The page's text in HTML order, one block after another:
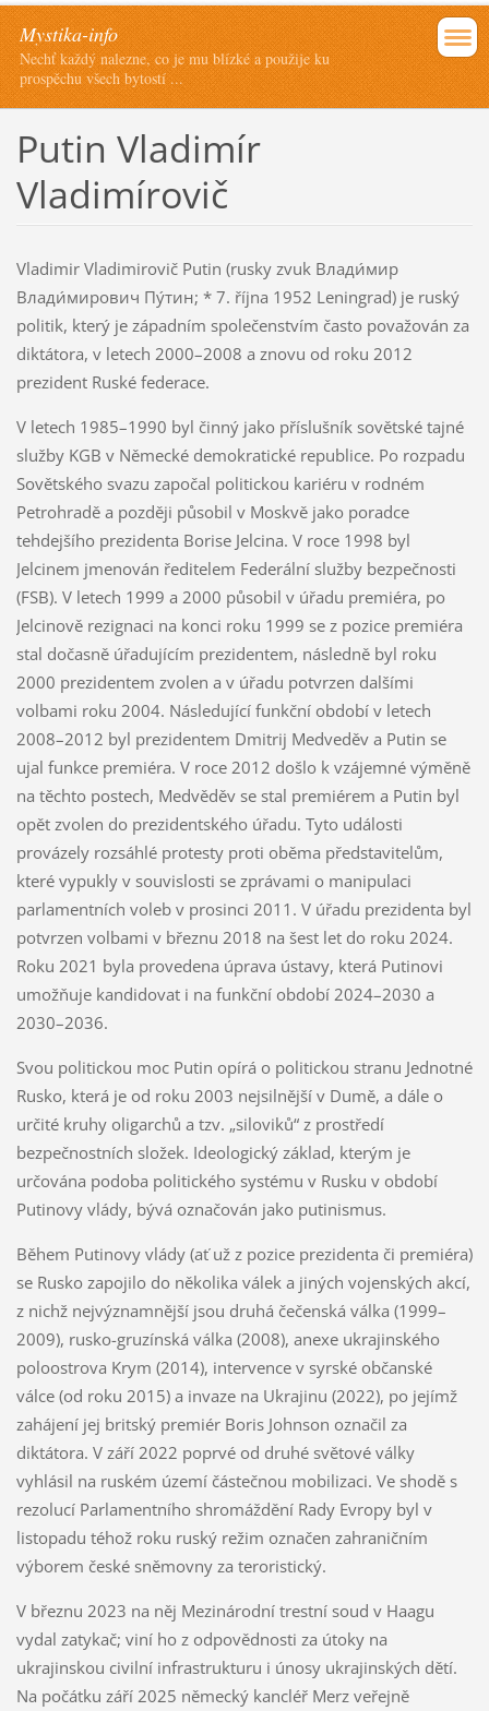
Mystika-info
Nechť každý nalezne, co je mu blízké a použije ku
prospěchu všech bytostí ...
Putin Vladimír
Vladimírovič
Vladimir Vladimirovič Putin (rusky zvuk Влади́мир
Влади́мирович Пу́тин; * 7. října 1952 Leningrad) je ruský
politik, který je západním společenstvím často považován za
diktátora, v letech 2000–2008 a znovu od roku 2012
prezident Ruské federace.
V letech 1985–1990 byl činný jako příslušník sovětské tajné
služby KGB v Německé demokratické republice. Po rozpadu
Sovětského svazu započal politickou kariéru v rodném
Petrohradě a později působil v Moskvě jako poradce
tehdejšího prezidenta Borise Jelcina. V roce 1998 byl
Jelcinem jmenován ředitelem Federální služby bezpečnosti
(FSB). V letech 1999 a 2000 působil v úřadu premiéra, po
Jelcinově rezignaci na konci roku 1999 se z pozice premiéra
stal dočasně úřadujícím prezidentem, následně byl roku
2000 prezidentem zvolen a v úřadu potvrzen dalšími
volbami roku 2004. Následující funkční období v letech
2008–2012 byl prezidentem Dmitrij Medveděv a Putin se
ujal funkce premiéra. V roce 2012 došlo k vzájemné výměně
na těchto postech, Medvěděv se stal premiérem a Putin byl
opět zvolen do prezidentského úřadu. Tyto události
provázely rozsáhlé protesty proti oběma představitelům,
které vypukly v souvislosti se zprávami o manipulaci
parlamentních voleb v prosinci 2011. V úřadu prezidenta byl
potvrzen volbami v březnu 2018 na šest let do roku 2024.
Roku 2021 byla provedena úprava ústavy, která Putinovi
umožňuje kandidovat i na funkční období 2024–2030 a
2030–2036.
Svou politickou moc Putin opírá o politickou stranu Jednotné
Rusko, která je od roku 2003 nejsilnější v Dumě, a dále o
určité kruhy oligarchů a tzv. „siloviků“ z prostředí
bezpečnostních složek. Ideologický základ, kterým je
určována podoba politického systému v Rusku v období
Putinovy vlády, bývá označován jako putinismus.
Během Putinovy vlády (ať už z pozice prezidenta či premiéra)
se Rusko zapojilo do několika válek a jiných vojenských akcí,
z nichž nejvýznamnější jsou druhá čečenská válka (1999–
2009), rusko-gruzínská válka (2008), anexe ukrajinského
poloostrova Krym (2014), intervence v syrské občanské
válce (od roku 2015) a invaze na Ukrajinu (2022), po jejímž
zahájení jej britský premiér Boris Johnson označil za
diktátora. V září 2022 poprvé od druhé světové války
vyhlásil na ruském území částečnou mobilizaci. Ve shodě s
rezolucí Parlamentního shromáždění Rady Evropy byl v
listopadu téhož roku ruský režim označen zahraničním
výborem české sněmovny za teroristický.
V březnu 2023 na něj Mezinárodní trestní soud v Haagu
vydal zatykač; viní ho z odpovědnosti za útoky na
ukrajinskou civilní infrastrukturu i únosy ukrajinských dětí.
Na počátku září 2025 německý kancléř Merz veřejně